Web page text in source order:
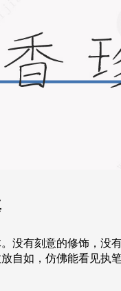
没有刻意的修饰，没
自如，仿佛能看见执